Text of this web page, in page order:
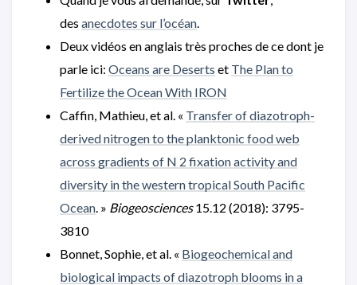
des anecdotes sur l’océan.
Deux vidéos en anglais très proches de ce dont je
parle ici: Oceans are Deserts et The Plan to
Fertilize the Ocean With IRON
Caffin, Mathieu, et al. « Transfer of diazotroph-
derived nitrogen to the planktonic food web
across gradients of N 2 fixation activity and
diversity in the western tropical South Pacific
Ocean. » Biogeosciences15.12 (2018): 3795-
3810
Bonnet, Sophie, et al. « Biogeochemical and
biological impacts of diazotroph blooms in a